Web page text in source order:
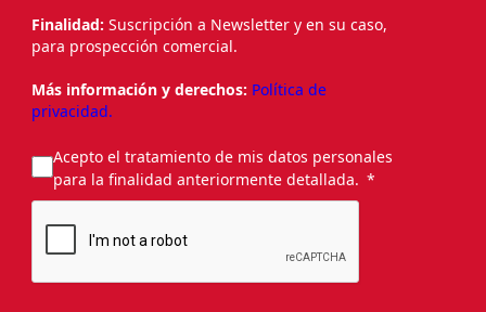
Finalidad: Suscripción a Newsletter y en su caso,
para prospección comercial.
Más información y derechos: Política de
privacidad.
Acepto el tratamiento de mis datos personales
para la finalidad anteriormente detallada.